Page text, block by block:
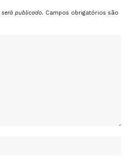
publicado. Campos obrigatórios são